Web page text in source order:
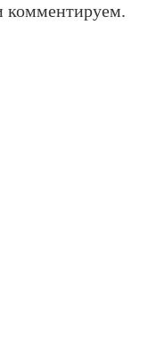
комментируем.